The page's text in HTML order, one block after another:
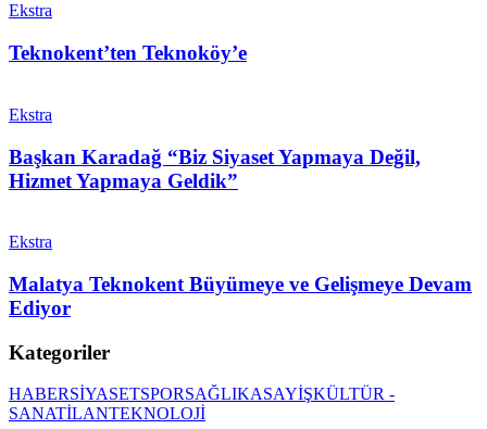
Ekstra
Teknokent’ten Teknoköy’e
Ekstra
Başkan Karadağ “Biz Siyaset Yapmaya Değil,
Hizmet Yapmaya Geldik”
Ekstra
Malatya Teknokent Büyümeye ve Gelişmeye Devam
Ediyor
Kategoriler
HABERSİYASETSPORSAĞLIKASAYİŞKÜLTÜR -
SANATİLANTEKNOLOJİ